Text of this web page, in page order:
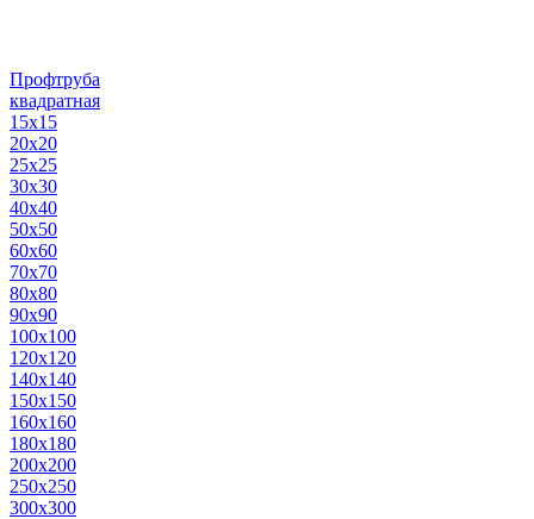
Профтруба
квадратная
15х15
20х20
25х25
30х30
40х40
50х50
60х60
70х70
80х80
90х90
100х100
120х120
140х140
150х150
160х160
180х180
200х200
250х250
300х300